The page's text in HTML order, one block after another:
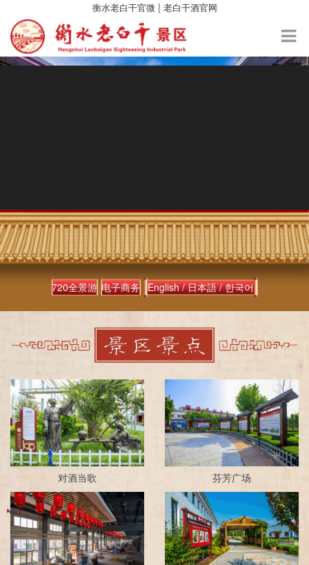
衡水老白干官微 | 老白干酒官网
720全景游 电子商务 English / 日本語 / 한국어
对酒当歌 芬芳广场